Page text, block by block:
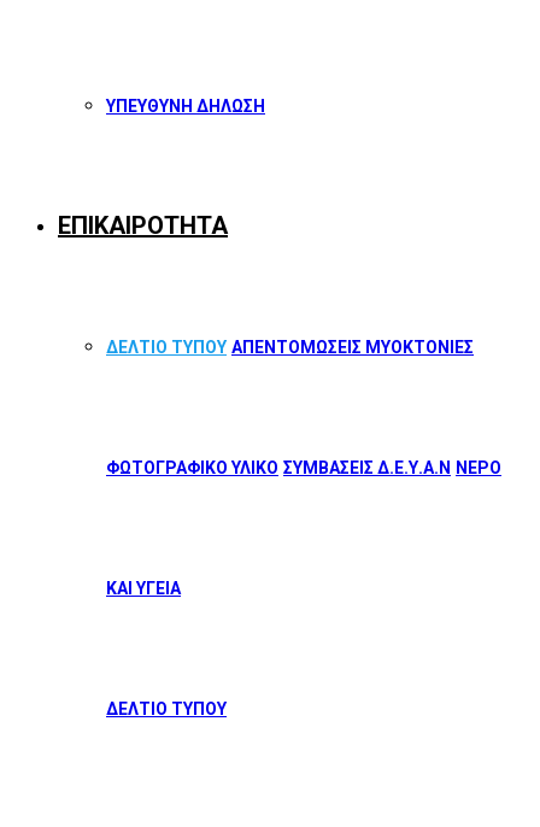
ΥΠΕΥΘΥΝΗ ΔΗΛΩΣΗ
ΕΠΙΚΑΙΡΟΤΗΤΑ
ΔΕΛΤΙΟ ΤΥΠΟΥ ΑΠΕΝΤΟΜΩΣΕΙΣ ΜΥΟΚΤΟΝΙΕΣ
ΦΩΤΟΓΡΑΦΙΚΟ ΥΛΙΚΟ ΣΥΜΒΑΣΕΙΣ Δ.Ε.Υ.Α.Ν ΝΕΡΟ
ΚΑΙ ΥΓΕΙΑ
ΔΕΛΤΙΟ ΤΥΠΟΥ